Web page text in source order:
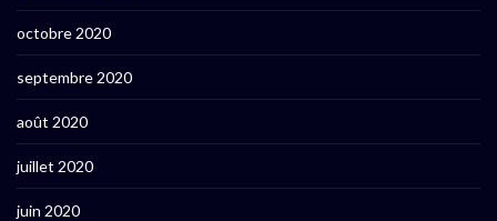
octobre 2020
septembre 2020
août 2020
juillet 2020
juin 2020